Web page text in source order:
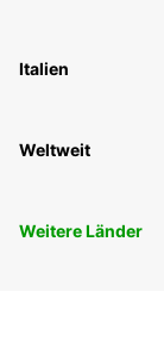
Italien
Weltweit
Weitere Länder